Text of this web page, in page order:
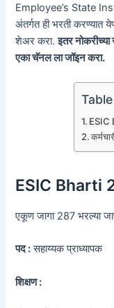
Employee’s State
अंतर्गत ही भरती करण्यात
शेअर करा.इतर
एका चॅनल ला जॉइन करा.
ESIC
ESIC Bharti
एकूण जागा 287 भरल्या
पद :सहाय्यक प्राध्यापक
शिक्षण :